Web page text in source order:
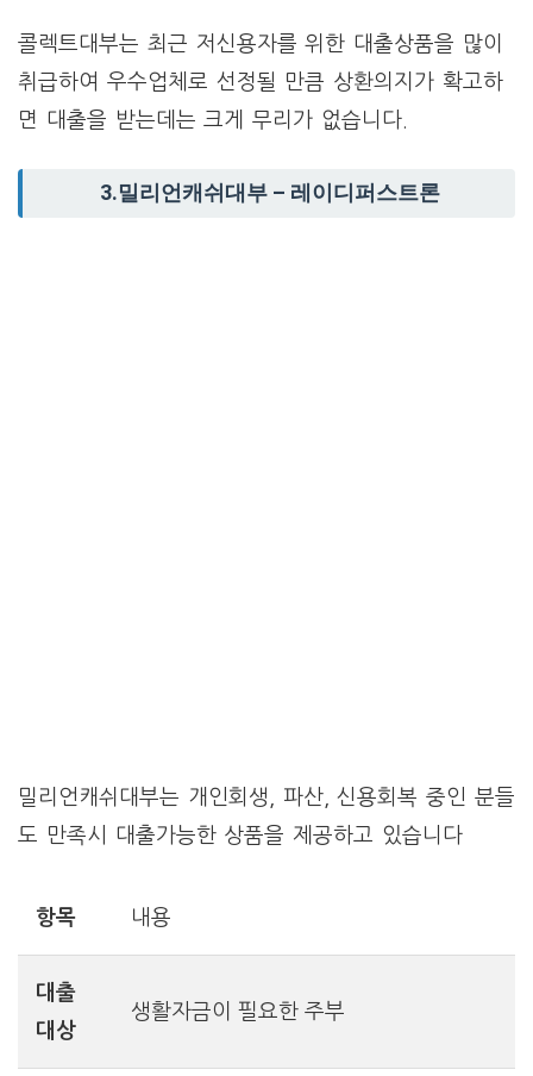
콜렉트대부는 최근 저신용자를 위한 대출상품을 많이
취급하여 우수업체로 선정될 만큼 상환의지가 확고하
면 대출을 받는데는 크게 무리가 없습니다.
3.밀리언캐쉬대부 – 레이디퍼스트론
밀리언캐쉬대부는 개인회생, 파산, 신용회복 중인 분들
도 만족시 대출가능한 상품을 제공하고 있습니다
항목 내용
대출
대상
생활자금이 필요한 주부